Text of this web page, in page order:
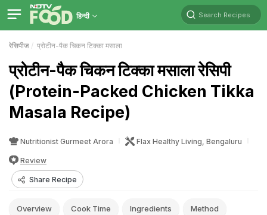
हिन्दी Search Recipes
रेसिपीज प्रोटीन-पैक चिकन टिक्का मसाला
प्रोटीन-पैक चिकन टिक्का मसाला रेसिपी
(Protein-Packed Chicken Tikka
Masala Recipe)
Nutritionist Gurmeet Arora Flax Healthy Living, Bengaluru
Review
Share Recipe
Overview Cook Time Ingredients Method